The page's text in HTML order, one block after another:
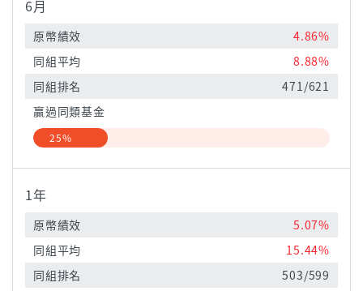
6月
原幣績效
4.86%
同組平均
8.88%
同組排名
471/621
贏過同類基金
25%
1年
原幣績效
5.07%
同組平均
15.44%
同組排名
503/599